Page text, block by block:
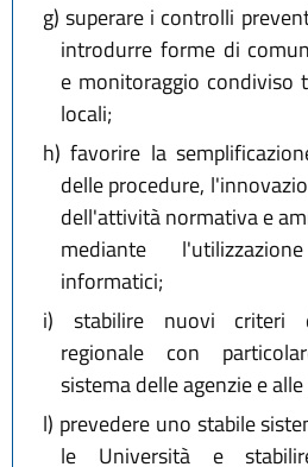
g) superare i controlli
introdurre forme di
e monitoraggio condiviso
locali;
h) favorire la
delle procedure,
dell'attività normativa e
mediante
informatici;
i) stabilire nuovi criteri
regionale con
sistema delle agenzie e
l) prevedere uno stabile
le Università e